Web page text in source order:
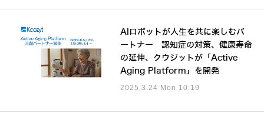
AIロボットが人生を共に楽しむパ
ートナー 認知症の対策、健康寿命
の延伸、クウジットが「Active
Aging Platform」を開発
2025.3.24 Mon 10:19